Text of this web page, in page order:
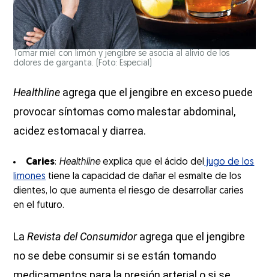
Tomar miel con limón y jengibre se asocia al alivio de los
dolores de garganta. (Foto: Especial)
Healthline agrega que el jengibre en exceso puede
provocar síntomas como malestar abdominal,
acidez estomacal y diarrea.
Caries: Healthlineexplica que el ácido del jugo de los
limones tiene la capacidad de dañar el esmalte de los
dientes, lo que aumenta el riesgo de desarrollar caries
en el futuro.
La Revista del Consumidoragrega que el jengibre
no se debe consumir si se están tomando